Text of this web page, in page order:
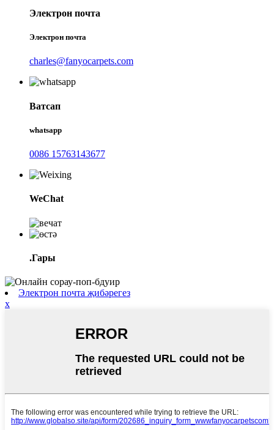
Электрон почта
Электрон почта
charles@fanyocarpets.com
Ватсап
whatsapp
0086 15763143677
WeChat
.Гары
Электрон почта җибәрегез
x